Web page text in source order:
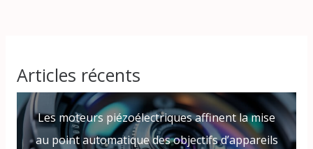
Articles récents
Les moteurs piézoélectriques affinent la mise
au point automatique des objectifs d’appareils